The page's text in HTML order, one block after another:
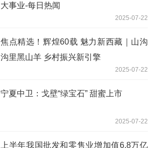
大事业-每日热闻
2025-07-22
焦点精选！辉煌60载 魅力新西藏｜山沟
沟里黑山羊 乡村振兴新引擎
2025-07-22
宁夏中卫：戈壁“绿宝石” 甜蜜上市
2025-07-22
上半年我国批发和零售业增加值6.8万亿